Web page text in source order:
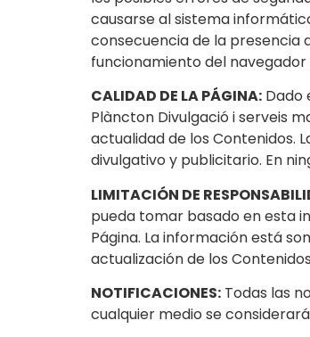
causarse al sistema
consecuencia de la presencia
funcionamiento del navegador
CALIDAD DE LA PÁGINA: Dado
Plàncton Divulgació i serveis
actualidad de los Contenidos.
divulgativo y publicitario. En
LIMITACIÓN DE
pueda tomar basado en esta
Página. La información está
actualización de los
NOTIFICACIONES: Todas las
cualquier medio se